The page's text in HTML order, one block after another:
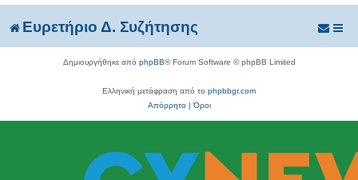
Ευρετήριο Δ. Συζήτησης
Δημιουργήθηκε από phpBB® Forum Software © phpBB Limited
Ελληνική μετάφραση από το phpbbgr.com
Απόρρητο|Όροι